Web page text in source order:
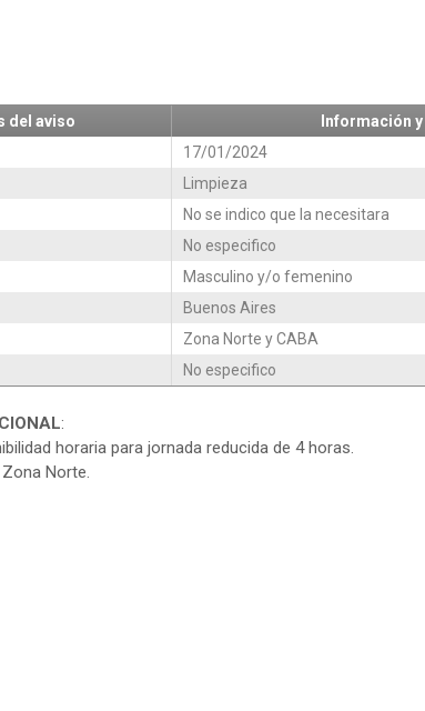
del aviso
Información
17/01/2024
Limpieza
No se indico que la necesitara
No especifico
Masculino y/o femenino
Buenos Aires
Zona Norte y CABA
No especifico
:
horaria para jornada reducida de 4 horas.
Norte.